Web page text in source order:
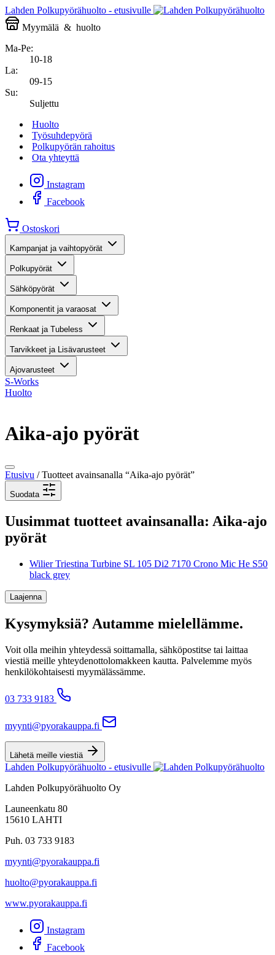
Lahden Polkupyörähuolto - etusivulle
Myymälä & huolto
Ma-Pe:
10-18
La:
09-15
Su:
Suljettu
Huolto
Työsuhdepyörä
Polkupyörän rahoitus
Ota yhteyttä
Instagram
Facebook
Ostoskori
Kampanjat ja vaihtopyörät
Polkupyörät
Sähköpyörät
Komponentit ja varaosat
Renkaat ja Tubeless
Tarvikkeet ja Lisävarusteet
Ajovarusteet
S-Works
Huolto
Aika-ajo pyörät
Etusivu / Tuotteet avainsanalla “Aika-ajo pyörät”
Suodata
Uusimmat tuotteet avainsanalla: Aika-ajo
pyörät
Wilier Triestina Turbine SL 105 Di2 7170 Crono Mic He S50
black grey
Laajenna
Kysymyksiä? Autamme mielellämme.
Voit olla meihin yhteydessä soittamalla, sähköpostitse tai laittaa
viestiä meille yhteydenottolomakkeen kautta. Palvelemme myös
henkilökohtaisesti myymälässämme.
03 733 9183
myynti@pyorakauppa.fi
Lähetä meille viestiä
Lahden Polkupyörähuolto - etusivulle
Lahden Polkupyörähuolto Oy
Launeenkatu 80
15610 LAHTI
Puh. 03 733 9183
myynti@pyorakauppa.fi
huolto@pyorakauppa.fi
www.pyorakauppa.fi
Instagram
Facebook